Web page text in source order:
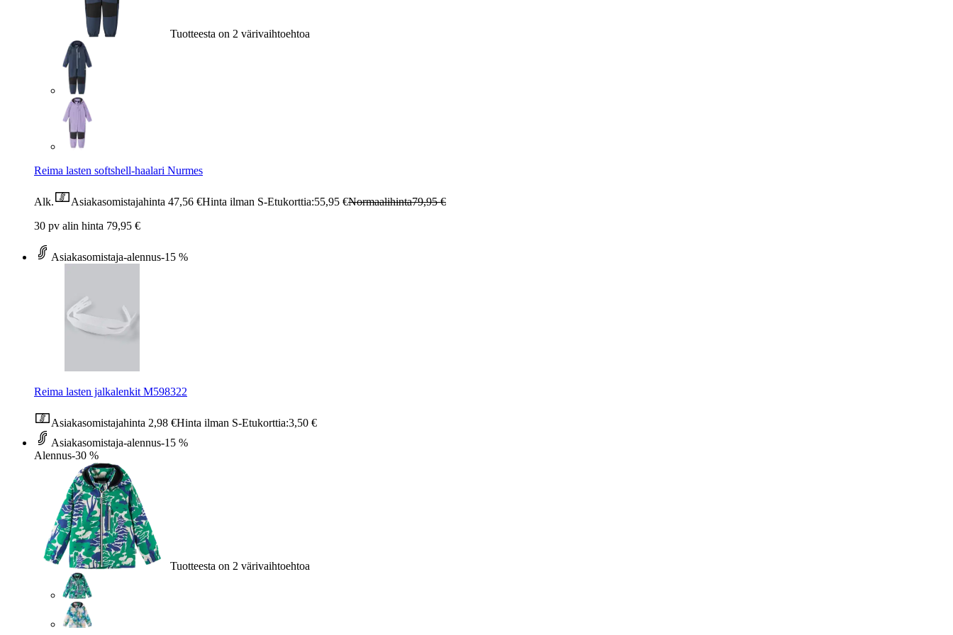
Tuotteesta on 2 värivaihtoehtoa
Reima lasten softshell-haalari Nurmes
Alk. Asiakasomistajahinta 47,56 €Hinta ilman S-Etukorttia:55,95 €Normaalihinta79,95 €
30 pv alin hinta 79,95 €
Asiakasomistaja-alennus-15 %
Reima lasten jalkalenkit M598322
Asiakasomistajahinta 2,98 €Hinta ilman S-Etukorttia:3,50 €
Asiakasomistaja-alennus-15 %
Alennus-30 %
Tuotteesta on 2 värivaihtoehtoa